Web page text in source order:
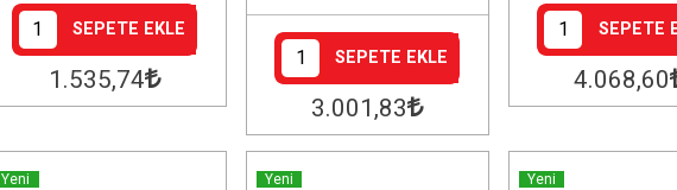
SEPETE EKLE
1.535,74
SEPETE EKLE
3.001 ,83
SEPETE
4.068,60
Yeni Yeni Yeni